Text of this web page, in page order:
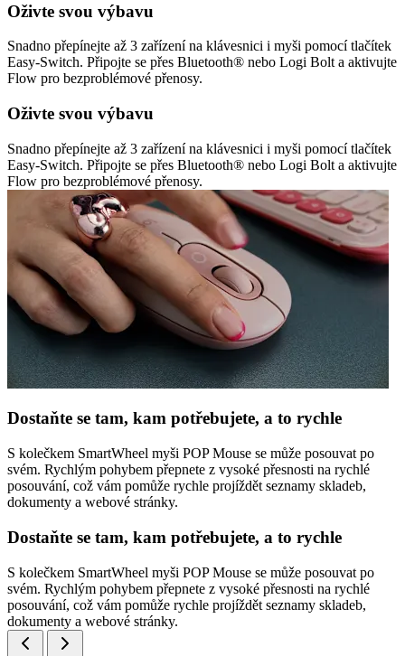
Oživte svou výbavu
Snadno přepínejte až 3 zařízení na klávesnici i myši pomocí tlačítek
Easy-Switch. Připojte se přes Bluetooth® nebo Logi Bolt a aktivujte
Flow pro bezproblémové přenosy.
Oživte svou výbavu
Snadno přepínejte až 3 zařízení na klávesnici i myši pomocí tlačítek
Easy-Switch. Připojte se přes Bluetooth® nebo Logi Bolt a aktivujte
Flow pro bezproblémové přenosy.
Dostaňte se tam, kam potřebujete, a to rychle
S kolečkem SmartWheel myši POP Mouse se může posouvat po
svém. Rychlým pohybem přepnete z vysoké přesnosti na rychlé
posouvání, což vám pomůže rychle projíždět seznamy skladeb,
dokumenty a webové stránky.
Dostaňte se tam, kam potřebujete, a to rychle
S kolečkem SmartWheel myši POP Mouse se může posouvat po
svém. Rychlým pohybem přepnete z vysoké přesnosti na rychlé
posouvání, což vám pomůže rychle projíždět seznamy skladeb,
dokumenty a webové stránky.